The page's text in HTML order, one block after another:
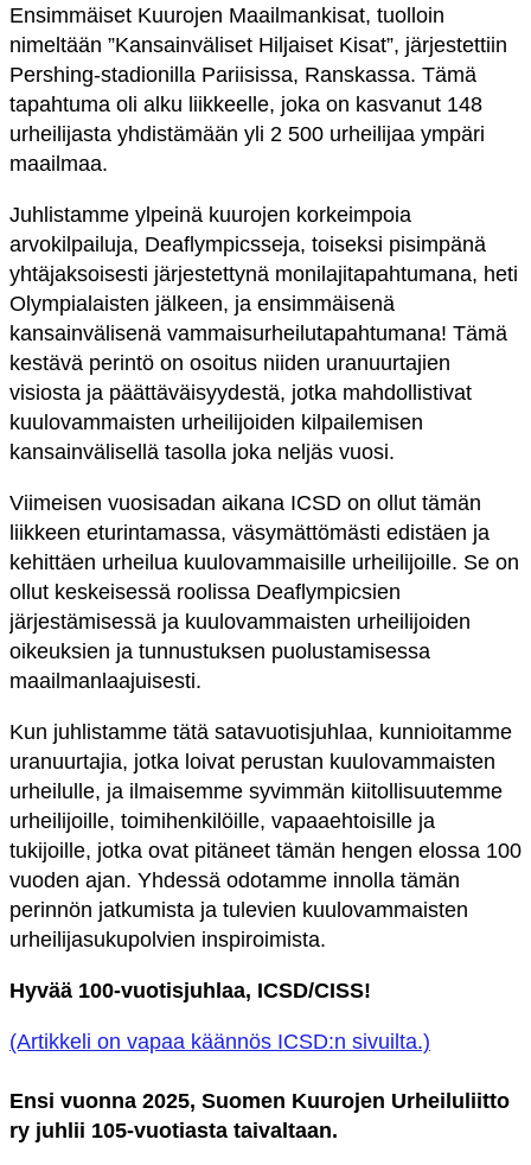
Ensimmäiset Kuurojen Maailmankisat, tuolloin
nimeltään ”Kansainväliset Hiljaiset Kisat”, järjestettiin
Pershing-stadionilla Pariisissa, Ranskassa. Tämä
tapahtuma oli alku liikkeelle, joka on kasvanut 148
urheilijasta yhdistämään yli 2 500 urheilijaa ympäri
maailmaa.
Juhlistamme ylpeinä kuurojen korkeimpoia
arvokilpailuja, Deaflympicsseja, toiseksi pisimpänä
yhtäjaksoisesti järjestettynä monilajitapahtumana, heti
Olympialaisten jälkeen, ja ensimmäisenä
kansainvälisenä vammaisurheilutapahtumana! Tämä
kestävä perintö on osoitus niiden uranuurtajien
visiosta ja päättäväisyydestä, jotka mahdollistivat
kuulovammaisten urheilijoiden kilpailemisen
kansainvälisellä tasolla joka neljäs vuosi.
Viimeisen vuosisadan aikana ICSD on ollut tämän
liikkeen eturintamassa, väsymättömästi edistäen ja
kehittäen urheilua kuulovammaisille urheilijoille. Se on
ollut keskeisessä roolissa Deaflympicsien
järjestämisessä ja kuulovammaisten urheilijoiden
oikeuksien ja tunnustuksen puolustamisessa
maailmanlaajuisesti.
Kun juhlistamme tätä satavuotisjuhlaa, kunnioitamme
uranuurtajia, jotka loivat perustan kuulovammaisten
urheilulle, ja ilmaisemme syvimmän kiitollisuutemme
urheilijoille, toimihenkilöille, vapaaehtoisille ja
tukijoille, jotka ovat pitäneet tämän hengen elossa 100
vuoden ajan. Yhdessä odotamme innolla tämän
perinnön jatkumista ja tulevien kuulovammaisten
urheilijasukupolvien inspiroimista.
Hyvää 100-vuotisjuhlaa, ICSD/CISS!
(Artikkeli on vapaa käännös ICSD:n sivuilta.)
Ensi vuonna 2025, Suomen Kuurojen Urheiluliitto
ry juhlii 105-vuotiasta taivaltaan.